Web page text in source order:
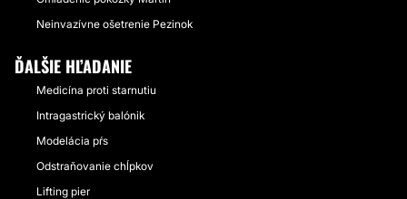
Neinvazívne ošetrenie Pezinok
ĎALŠIE HĽADANIE
Medicína proti starnutiu
Intragastrický balónik
Modelácia pŕs
Odstraňovanie chĺpkov
Lifting pier